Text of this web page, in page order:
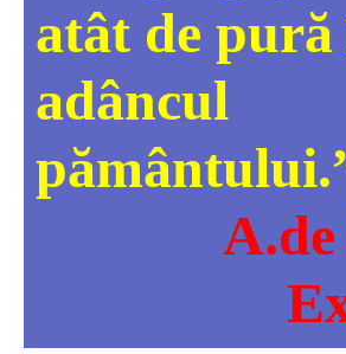
atât de
adâncul
pământului.
A.de